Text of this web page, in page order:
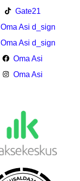
Gate21
Oma Asi d_sign
Oma Asi d_sign
Oma Asi
Oma Asi